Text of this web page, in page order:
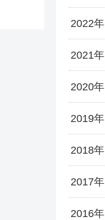
2022年
2021年
2020年
2019年
2018年
2017年
2016年